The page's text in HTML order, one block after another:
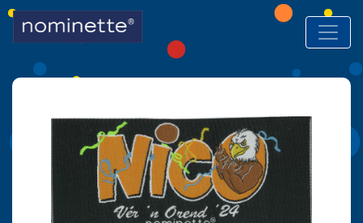
Hoofdnavigatie